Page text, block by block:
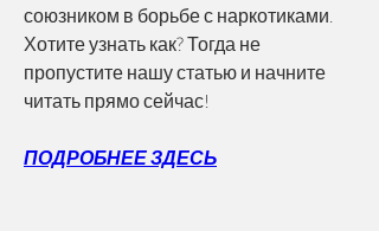
союзником в борьбе с наркотиками.
Хотите узнать как? Тогда не
пропустите нашу статью и начните
читать прямо сейчас!
ПОДРОБНЕЕ ЗДЕСЬ